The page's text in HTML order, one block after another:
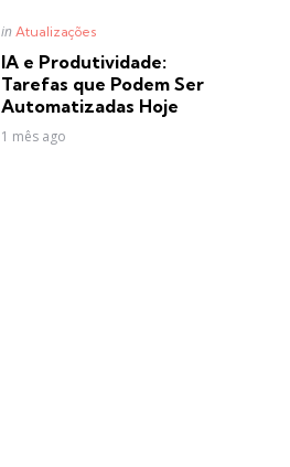
Posted
in Atualizações
IA e Produtividade:
Tarefas que Podem Ser
Automatizadas Hoje
1 mês ago